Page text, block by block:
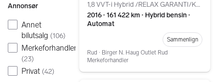
Annonsør
Annet
bilutsalg (106)
Merkeforhandler
(23)
Privat (42)
1,8 VVT-i Hybrid /RELAX GARANTI/KEYLESS/KAMERA++
2016 ∙ 161 422 km ∙ Hybrid bensin ∙
Automat
Sammenlign
Rud ∙ Birger N. Haug Outlet Rud
Merkeforhandler